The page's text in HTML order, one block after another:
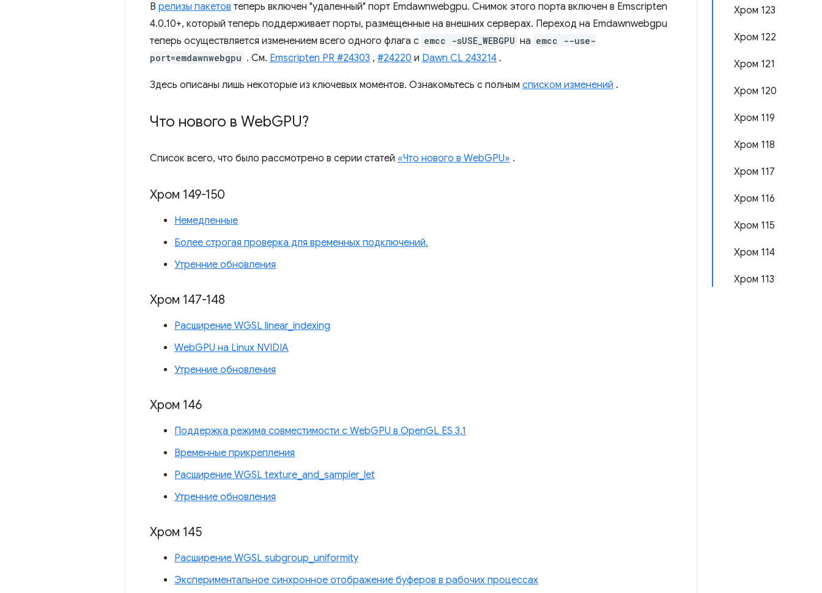
Хром 123
Хром 122
Хром 121
Хром 120
Хром 119
Хром 118
Хром 117
Хром 116
Хром 115
Хром 114
Хром 113
В релизы пакетов теперь включен "удаленный" порт Emdawnwebgpu. Снимок этого порта включен в Emscripten
4.0.10+, который теперь поддерживает порты, размещенные на внешних серверах. Переход на Emdawnwebgpu
теперь осуществляется изменением всего одного флага с emcc -sUSE_WEBGPU на emcc --use-
port=emdawnwebgpu . См. Emscripten PR #24303 , #24220 и Dawn CL 243214 .
Здесь описаны лишь некоторые из ключевых моментов. Ознакомьтесь с полным списком изменений .
Что нового в WebGPU?
Список всего, что было рассмотрено в серии статей «Что нового в WebGPU» .
Хром 149-150
Немедленные
Более строгая проверка для временных подключений.
Утренние обновления
Хром 147-148
Расширение WGSL linear_indexing
WebGPU на Linux NVIDIA
Утренние обновления
Хром 146
Поддержка режима совместимости с WebGPU в OpenGL ES 3.1
Временные прикрепления
Расширение WGSL texture_and_sampler_let
Утренние обновления
Хром 145
Расширение WGSL subgroup_uniformity
Экспериментальное синхронное отображение буферов в рабочих процессах